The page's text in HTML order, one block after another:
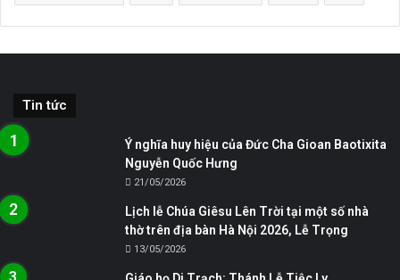
Tin tức
Ý nghĩa huy hiệu của Đức Cha Gioan Baotixita
Nguyễn Quốc Hưng
21/05/2026
Lịch lễ Chúa Giêsu Lên Trời tại một số nhà
thờ trên địa bàn Hà Nội 2026, Lễ Trọng
13/05/2026